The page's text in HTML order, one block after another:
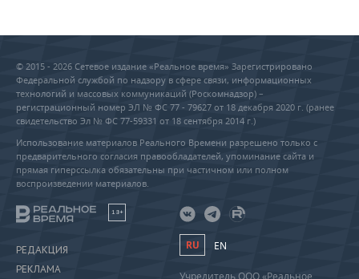
© 2015 - 2026 Сетевое издание «Реальное время» Зарегистрировано
Федеральной службой по надзору в сфере связи, информационных
технологий и массовых коммуникаций (Роскомнадзор) –
регистрационный номер ЭЛ № ФС 77 - 79627 от 18 декабря 2020 г. (ранее
свидетельство Эл № ФС 77-59331 от 18 сентября 2014 г.)
Использование материалов Реального Времени разрешено только с
предварительного согласия правообладателей, упоминание сайта и
прямая гиперссылка обязательны при частичном или полном
воспроизведении материалов.
18+
РЕДАКЦИЯ
РЕКЛАМА
RU EN